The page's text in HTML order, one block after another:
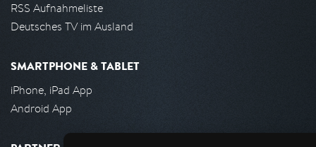
RSS Aufnahmeliste
Deutsches TV im Ausland
SMARTPHONE & TABLET
iPhone, iPad App
Android App